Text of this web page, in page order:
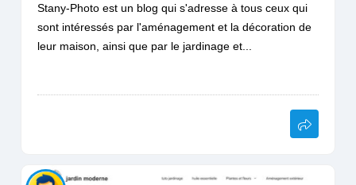
Stany-Photo est un blog qui s'adresse à tous ceux qui
sont intéressés par l'aménagement et la décoration de
leur maison, ainsi que par le jardinage et...